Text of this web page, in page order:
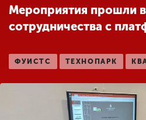
Другие виды
Студенческая жизнь
Мероприятия прошли
сотрудничества с
ФУИСТС ТЕХНОПАРК